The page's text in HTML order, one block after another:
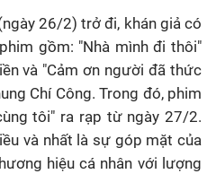
26/2) trở đi, khán giả có
gồm: "Nhà mình đi thôi"
và "Cảm ơn người đã thức
Chí Công. Trong đó, phim
tôi" ra rạp từ ngày 27/2.
và nhất là sự góp mặt của
hiệu cá nhân với lượng